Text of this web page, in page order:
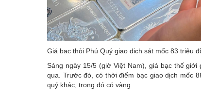
Giá bạc thỏi Phú Quý giao dịch sát mốc 83 triệu
Sáng ngày 15/5 (giờ Việt Nam), giá bạc thế
qua. Trước đó, có thời điểm bạc giao dịch mốc
quý khác, trong đó có vàng.